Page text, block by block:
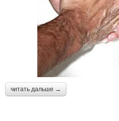
читать дальше →